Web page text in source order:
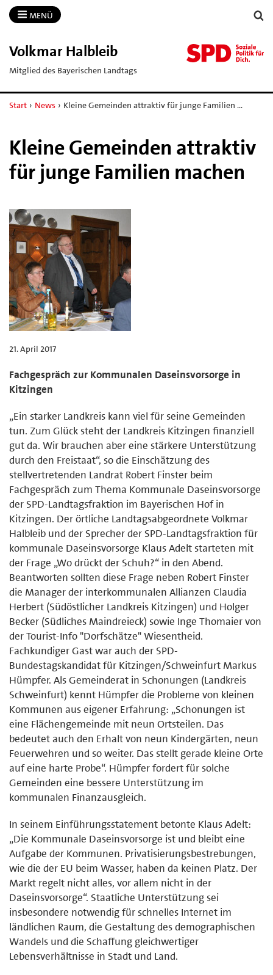
MENÜ
Volkmar Halbleib
Mitglied des Bayerischen Landtags
Start › News › Kleine Gemeinden attraktiv für junge Familien …
Kleine Gemeinden attraktiv
für junge Familien machen
21. April 2017
Fachgespräch zur Kommunalen Daseinsvorsorge in
Kitzingen
„Ein starker Landkreis kann viel für seine Gemeinden
tun. Zum Glück steht der Landkreis Kitzingen finanziell
gut da. Wir brauchen aber eine stärkere Unterstützung
durch den Freistaat“, so die Einschätzung des
stellvertretenden Landrat Robert Finster beim
Fachgespräch zum Thema Kommunale Daseinsvorsorge
der SPD-Landtagsfraktion im Bayerischen Hof in
Kitzingen. Der örtliche Landtagsabgeordnete Volkmar
Halbleib und der Sprecher der SPD-Landtagsfraktion für
kommunale Daseinsvorsorge Klaus Adelt starteten mit
der Frage „Wo drückt der Schuh?“ in den Abend.
Beantworten sollten diese Frage neben Robert Finster
die Manager der interkommunalen Allianzen Claudia
Herbert (Südöstlicher Landkreis Kitzingen) und Holger
Becker (Südliches Maindreieck) sowie Inge Thomaier von
der Tourist-Info "Dorfschätze" Wiesentheid.
Fachkundiger Gast war auch der SPD-
Bundestagskandidat für Kitzingen/Schweinfurt Markus
Hümpfer. Als Gemeinderat in Schonungen (Landkreis
Schweinfurt) kennt Hümpfer die Probleme von kleinen
Kommunen aus eigener Erfahrung: „Schonungen ist
eine Flächengemeinde mit neun Ortsteilen. Das
bedeutet auch den Erhalt von neun Kindergärten, neun
Feuerwehren und so weiter. Das stellt gerade kleine Orte
auf eine harte Probe“. Hümpfer fordert für solche
Gemeinden eine bessere Unterstützung im
kommunalen Finanzausgleich.
In seinem Einführungsstatement betonte Klaus Adelt:
„Die Kommunale Daseinsvorsorge ist und bleibt eine
Aufgabe der Kommunen. Privatisierungsbestrebungen,
wie die der EU beim Wasser, haben da keinen Platz. Der
Markt regelt nicht alles, vor allem nicht in der
Daseinsvorsorge“. Staatliche Unterstützung sei
insbesondere notwendig für schnelles Internet im
ländlichen Raum, die Gestaltung des demographischen
Wandels und die Schaffung gleichwertiger
Lebensverhältnisse in Stadt und Land.